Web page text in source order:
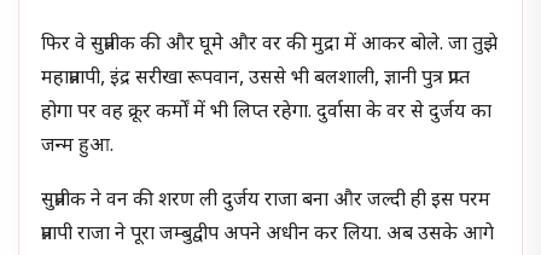
फिर वे सुप्रतीक की और घूमे और वर की मुद्रा में आकर बोले. जा तुझे
महाप्रतापी, इंद्र सरीखा रूपवान, उससे भी बलशाली, ज्ञानी पुत्र प्राप्त
होगा पर वह क्रूर कर्मों में भी लिप्त रहेगा. दुर्वासा के वर से दुर्जय का
जन्म हुआ.
सुप्रतीक ने वन की शरण ली दुर्जय राजा बना और जल्दी ही इस परम
प्रतापी राजा ने पूरा जम्बुद्वीप अपने अधीन कर लिया. अब उसके आगे